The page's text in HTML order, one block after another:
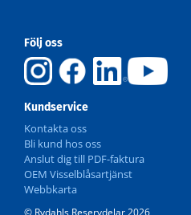
Följ oss
Kundservice
Kontakta oss
Bli kund hos oss
Anslut dig till PDF-faktura
OEM Visselblåsartjänst
Webbkarta
© Rydahls Reservdelar 2026